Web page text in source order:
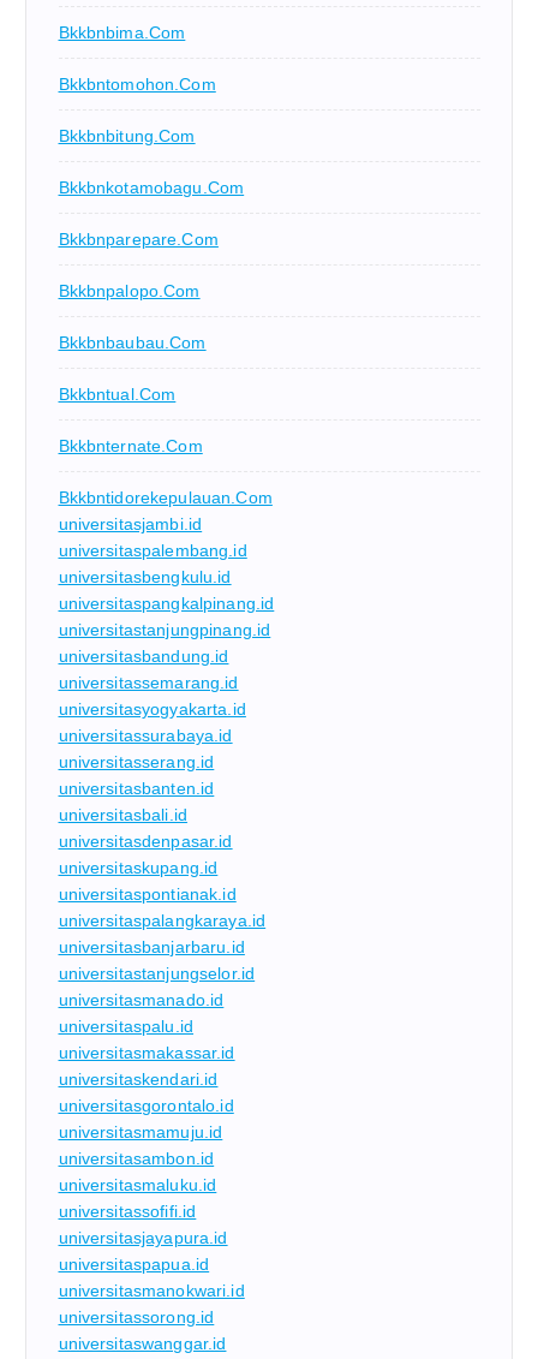
Bkkbnbima.com
Bkkbntomohon.com
Bkkbnbitung.com
Bkkbnkotamobagu.com
Bkkbnparepare.com
Bkkbnpalopo.com
Bkkbnbaubau.com
Bkkbntual.com
Bkkbnternate.com
Bkkbntidorekepulauan.com
universitasjambi.id
universitaspalembang.id
universitasbengkulu.id
universitaspangkalpinang.id
universitastanjungpinang.id
universitasbandung.id
universitassemarang.id
universitasyogyakarta.id
universitassurabaya.id
universitasserang.id
universitasbanten.id
universitasbali.id
universitasdenpasar.id
universitaskupang.id
universitaspontianak.id
universitaspalangkaraya.id
universitasbanjarbaru.id
universitastanjungselor.id
universitasmanado.id
universitaspalu.id
universitasmakassar.id
universitaskendari.id
universitasgorontalo.id
universitasmamuju.id
universitasambon.id
universitasmaluku.id
universitassofifi.id
universitasjayapura.id
universitaspapua.id
universitasmanokwari.id
universitassorong.id
universitaswanggar.id